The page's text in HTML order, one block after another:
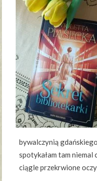
bywalczynią
spotykałam tam niemal
ciągle przekrwione